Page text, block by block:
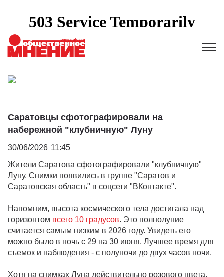
Саратовцы сфотографировали на
набережной "клубничную" Луну
30/06/2026 11:45
Жители Саратова сфотографировали "клубничную"
Луну. Снимки появились в группе "Саратов и
Саратовская область" в соцсети "ВКонтакте".
Напомним, высота космического тела достигала над
горизонтом всего 10 градусов. Это полнолуние
считается самым низким в 2026 году. Увидеть его
можно было в ночь с 29 на 30 июня. Лучшее время для
съемок и наблюдения - с полуночи до двух часов ночи.
Хотя на снимках Луна действительно розового цвета,